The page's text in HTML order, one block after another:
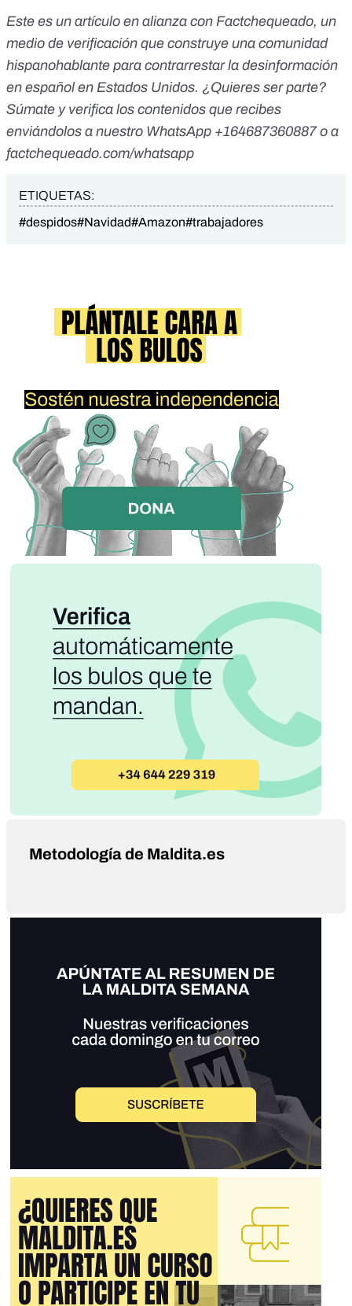
Este es un artículo en alianza con Factchequeado, un
medio de verificación que construye una comunidad
hispanohablante para contrarrestar la desinformación
en español en Estados Unidos. ¿Quieres ser parte?
Súmate y verifica los contenidos que recibes
enviándolos a nuestro WhatsApp +164687360887o a
factchequeado.com/whatsapp
ETIQUETAS:
#despidos#Navidad#Amazon#trabajadores
Metodología de Maldita.es